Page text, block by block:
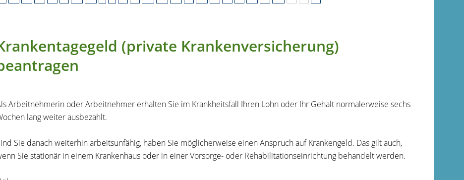
(private Krankenversicherung)
Arbeitnehmerin oder Arbeitnehmer erhalten Sie im Krankheitsfall Ihren Lohn oder Ihr Gehalt normalerweise sechs
lang weiter ausbezahlt.
Sie danach weiterhin arbeitsunfähig, haben Sie möglicherweise einen Anspruch auf Krankengeld. Das gilt auch,
Sie stationär in einem Krankenhaus oder in einer Vorsorge- oder Rehabilitationseinrichtung behandelt werden.